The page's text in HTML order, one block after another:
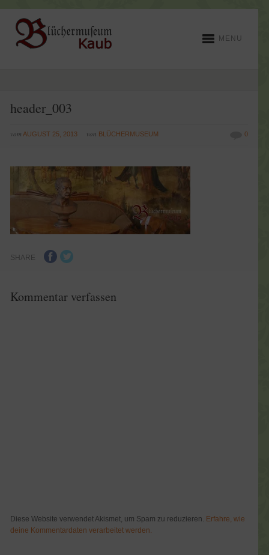
MENU
header_003
vom AUGUST 25, 2013 von BLÜCHERMUSEUM 0
SHARE
Kommentar verfassen
Diese Website verwendet Akismet, um Spam zu reduzieren. Erfahre, wie
deine Kommentardaten verarbeitet werden.